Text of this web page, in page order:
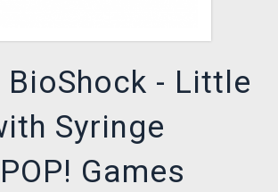
BioShock - Little
Syringe
Games